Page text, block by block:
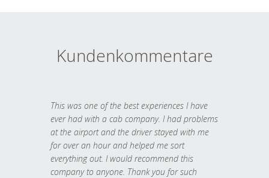
Kundenkommentare
This was one of the best experiences I have
ever had with a cab company. I had problems
at the airport and the driver stayed with me
for over an hour and helped me sort
everything out. I would recommend this
company to anyone. Thank you for such